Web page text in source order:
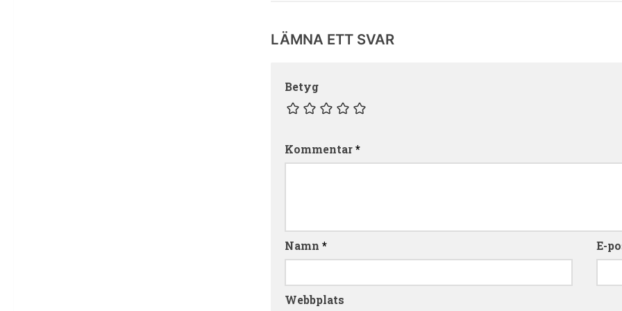
LÄMNA ETT SVAR
Betyg
Kommentar*
Namn * E-
Webbplats